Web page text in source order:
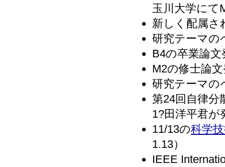
玉川大学にて
新しく配属さ
研究テーマの
B4の卒業論
M2の修士論
研究テーマの
第24回自律分
1?田洋平君が
11/13の科学
1.13）
IEEE